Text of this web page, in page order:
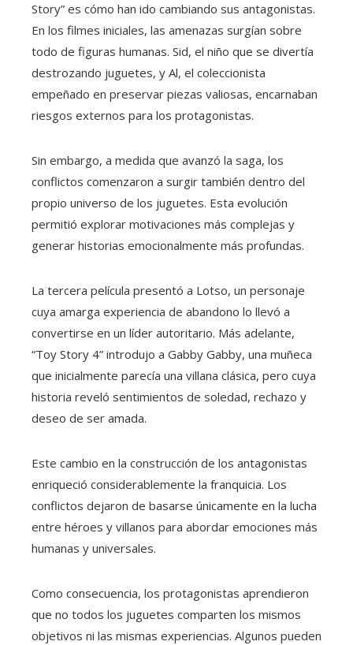
Story” es cómo han ido cambiando sus antagonistas.
En los filmes iniciales, las amenazas surgían sobre
todo de figuras humanas. Sid, el niño que se divertía
destrozando juguetes, y Al, el coleccionista
empeñado en preservar piezas valiosas, encarnaban
riesgos externos para los protagonistas.
Sin embargo, a medida que avanzó la saga, los
conflictos comenzaron a surgir también dentro del
propio universo de los juguetes. Esta evolución
permitió explorar motivaciones más complejas y
generar historias emocionalmente más profundas.
La tercera película presentó a Lotso, un personaje
cuya amarga experiencia de abandono lo llevó a
convertirse en un líder autoritario. Más adelante,
“Toy Story 4” introdujo a Gabby Gabby, una muñeca
que inicialmente parecía una villana clásica, pero cuya
historia reveló sentimientos de soledad, rechazo y
deseo de ser amada.
Este cambio en la construcción de los antagonistas
enriqueció considerablemente la franquicia. Los
conflictos dejaron de basarse únicamente en la lucha
entre héroes y villanos para abordar emociones más
humanas y universales.
Como consecuencia, los protagonistas aprendieron
que no todos los juguetes comparten los mismos
objetivos ni las mismas experiencias. Algunos pueden